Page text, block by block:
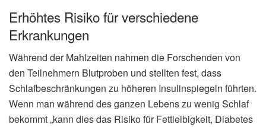
Erhöhtes Risiko für verschiedene
Erkrankungen
Während der Mahlzeiten nahmen die Forschenden von
den Teilnehmern Blutproben und stellten fest, dass
Schlafbeschränkungen zu höheren Insulinspiegeln führten.
Wenn man während des ganzen Lebens zu wenig Schlaf
bekommt „kann dies das Risiko für Fettleibigkeit, Diabetes